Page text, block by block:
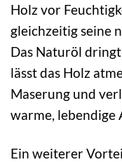
Holz vor
gleichzeitig seine
Das Naturöl
lässt das Holz
Maserung und
warme, lebendige
Ein weiterer